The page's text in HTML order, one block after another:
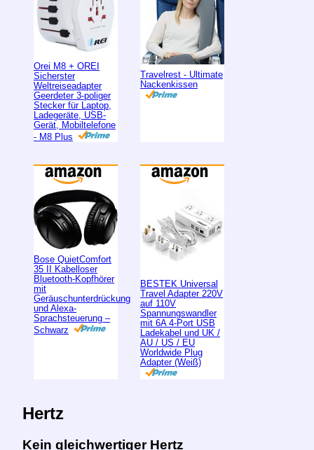
Orei M8 + OREI
Sicherster
Weltreiseadapter
Geerdeter 3-poliger
Stecker für Laptop,
Ladegeräte, USB-
Gerät, Mobiltelefone
- M8 Plus
Travelrest - Ultimate
Nackenkissen
Bose QuietComfort
35 II Kabelloser
Bluetooth-Kopfhörer
mit
Geräuschunterdrückung
und Alexa-
Sprachsteuerung –
Schwarz
BESTEK Universal
Travel Adapter 220V
auf 110V
Spannungswandler
mit 6A 4-Port USB
Ladekabel und UK /
AU / US / EU
Worldwide Plug
Adapter (Weiß)
Hertz
Kein gleichwertiger Hertz